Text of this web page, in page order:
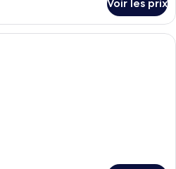
Voir les prix
Une chambre d’hôtel avec un lit,